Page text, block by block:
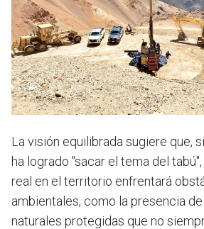
La visión equilibrada sugiere que,
ha logrado "sacar el tema del
real en el territorio enfrentará
ambientales, como la presencia
naturales protegidas que no